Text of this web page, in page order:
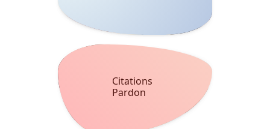
Citations
Pardon